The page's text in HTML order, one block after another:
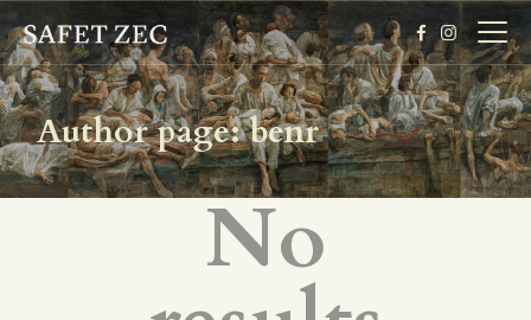
Author page: benr
HOME
BIOGRAPHIE
DIE AUSSTELLUNG
No